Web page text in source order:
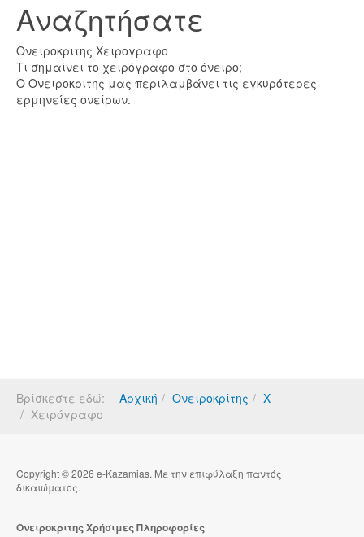
Αναζητήσατε
Ονειροκριτης Χειρογραφο
Τι σημαίνει το χειρόγραφο στο όνειρο;
Ο Ονειροκριτης μας περιλαμβάνει τις εγκυρότερες
ερμηνείες ονείρων.
Βρίσκεστε εδώ: Αρχική Ονειροκρίτης
Χ
Χειρόγραφο
Copyright © 2026 e-Kazamias. Με την επιφύλαξη παντός
δικαιώματος.
Ονειροκριτης Χρήσιμες Πληροφορίες